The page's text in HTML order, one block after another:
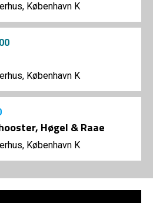
København K
København K
Høgel & Raae
København K